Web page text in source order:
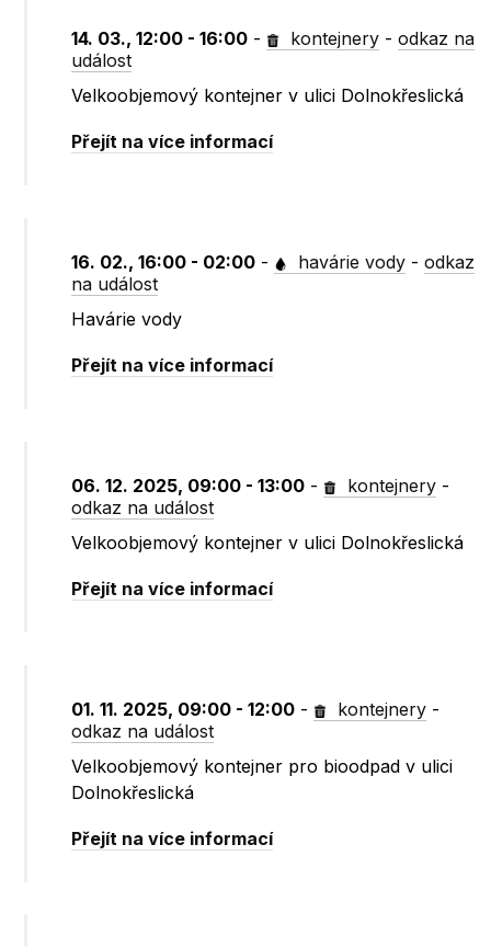
14. 03., 12:00 - 16:00 - kontejnery -odkaz na
událost
Velkoobjemový kontejner v ulici Dolnokřeslická
Přejít na více informací
16. 02., 16:00 - 02:00 - havárie vody -odkaz
na událost
Havárie vody
Přejít na více informací
06. 12. 2025, 09:00 - 13:00 - kontejnery -
odkaz na událost
Velkoobjemový kontejner v ulici Dolnokřeslická
Přejít na více informací
01. 11. 2025, 09:00 - 12:00 - kontejnery -
odkaz na událost
Velkoobjemový kontejner pro bioodpad v ulici
Dolnokřeslická
Přejít na více informací